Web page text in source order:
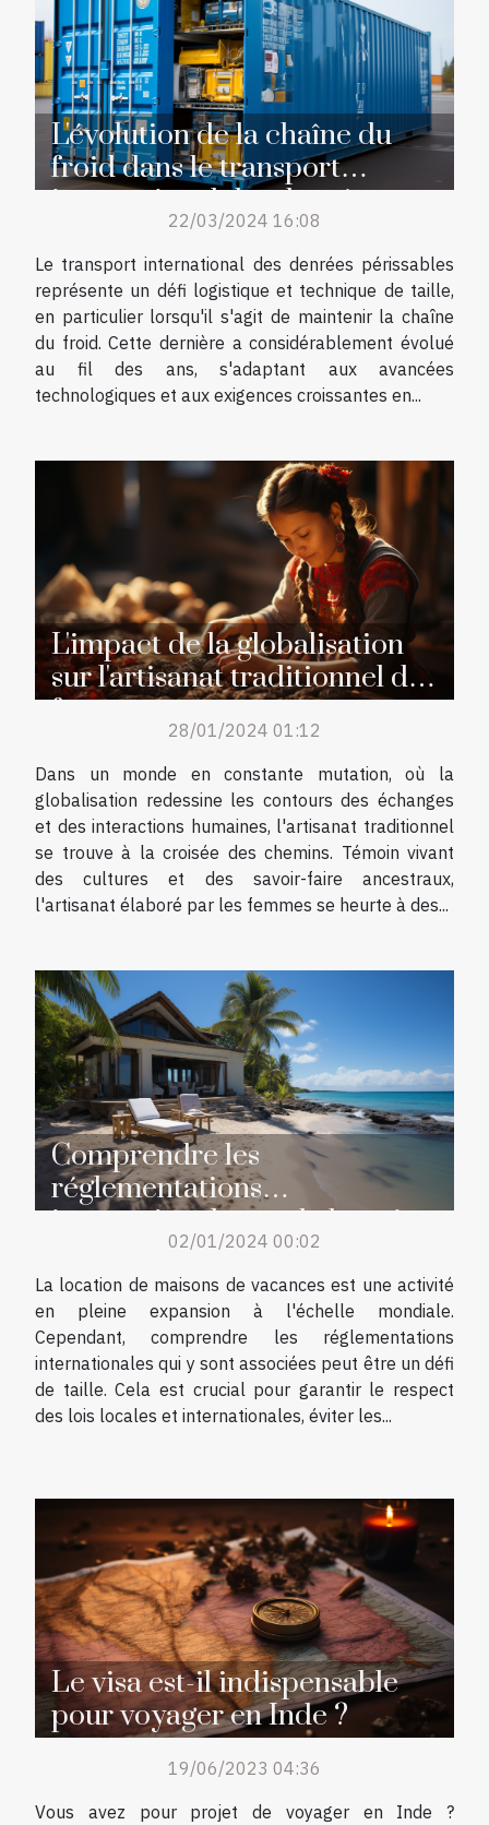
L'évolution de la chaîne du
froid dans le transport
international des denrées
périssables22/03/2024 16:08
Le transport international des denrées périssables
représente un défi logistique et technique de taille,
en particulier lorsqu'il s'agit de maintenir la chaîne
du froid. Cette dernière a considérablement évolué
au fil des ans, s'adaptant aux avancées
technologiques et aux exigences croissantes en...
L'impact de la globalisation
sur l'artisanat traditionnel des
femmes
28/01/2024 01:12
Dans un monde en constante mutation, où la
globalisation redessine les contours des échanges
et des interactions humaines, l'artisanat traditionnel
se trouve à la croisée des chemins. Témoin vivant
des cultures et des savoir-faire ancestraux,
l'artisanat élaboré par les femmes se heurte à des...
Comprendre les
réglementations
internationales sur la location
de maisons de vacances
02/01/2024 00:02
La location de maisons de vacances est une activité
en pleine expansion à l'échelle mondiale.
Cependant, comprendre les réglementations
internationales qui y sont associées peut être un défi
de taille. Cela est crucial pour garantir le respect
des lois locales et internationales, éviter les...
Le visa est-il indispensable
pour voyager en Inde ?
19/06/2023 04:36
Vous avez pour projet de voyager en Inde ?